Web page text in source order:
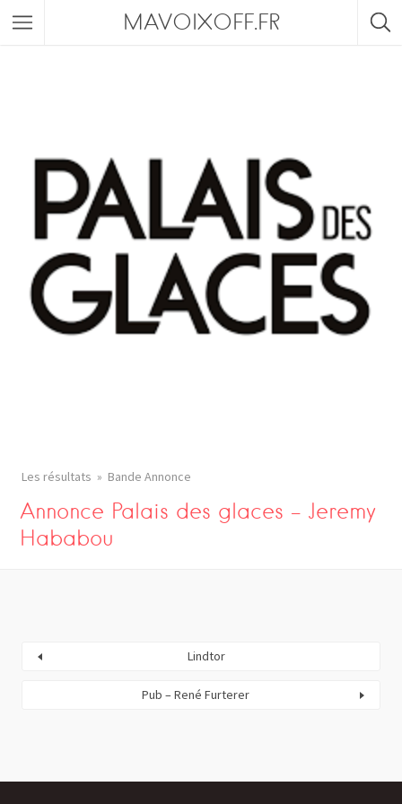
MAVOIXOFF.FR
Les résultats Bande Annonce
Annonce Palais des glaces – Jeremy
Hababou
Lindtor
Pub – René Furterer